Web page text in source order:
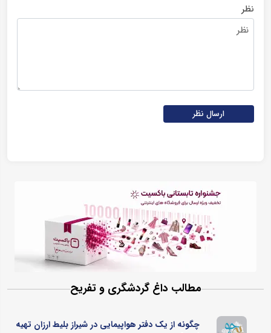
نظر
ارسال نظر
مطالب داغ گردشگری و تفریح
چگونه از یک دفتر هواپیمایی در شیراز بلیط ارزان تهیه